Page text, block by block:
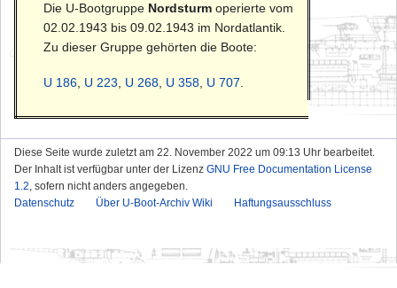
Die U-Bootgruppe Nordsturm operierte vom
02.02.1943 bis 09.02.1943 im Nordatlantik.
Zu dieser Gruppe gehörten die Boote:
U 186 U 223 U 268 U 358 U 707
Diese Seite wurde zuletzt am 22. November 2022 um 09:13 Uhr bearbeitet.
Der Inhalt ist verfügbar unter der Lizenz GNU Free Documentation License
1.2, sofern nicht anders angegeben.
Datenschutz
Über U-Boot-Archiv Wiki Haftungsausschluss